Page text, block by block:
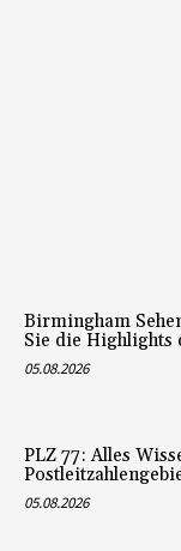
Birmingham
Sie die Highlights
05.08.2026
PLZ 77: Alles
05.08.2026